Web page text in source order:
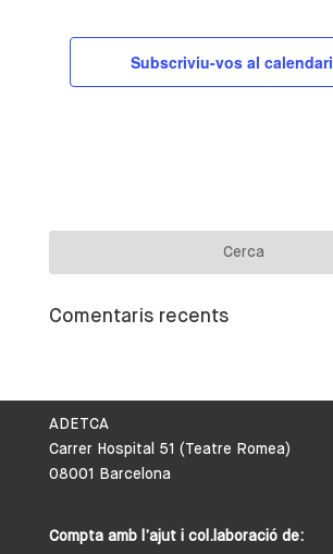
Subscriviu-vos al calendari
Comentaris recents
ADETCA
Carrer Hospital 51 (Teatre Romea)
08001 Barcelona
Compta amb l’ajut i col.laboració de: